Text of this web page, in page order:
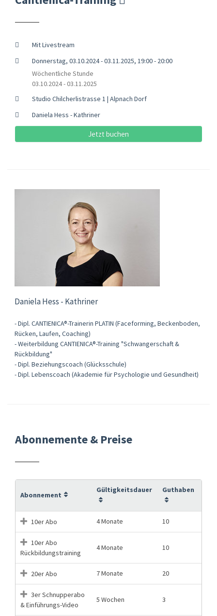
Mit Livestream
Donnerstag, 03.10.2024 - 03.11.2025, 19:00 - 20:00
Wöchentliche Stunde
03.10.2024 - 03.11.2025
Studio Chilcherlistrasse 1 | Alpnach Dorf
Daniela Hess - Kathriner
Jetzt buchen
Daniela Hess - Kathriner
- Dipl. CANTIENICA®-Trainerin PLATIN (Faceforming, Beckenboden,
Rücken, Laufen, Coaching)
- Weiterbildung CANTIENICA®-Training "Schwangerschaft &
Rückbildung"
- Dipl. Beziehungscoach (Glücksschule)
- Dipl. Lebenscoach (Akademie für Psychologie und Gesundheit)
Abonnemente & Preise
Abonnement
Gültigkeitsdauer Guthaben
10er Abo 4 Monate 10
10er Abo
Rückbildungstraining
4 Monate 10
20er Abo 7 Monate 20
3er Schnupperabo
& Einführungs-Video
5 Wochen 3